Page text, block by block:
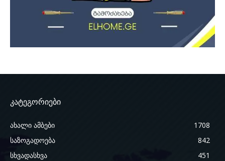
კატეგორიები
ახალი ამბები
1708
საზოგადოება
842
სხვადასხვა
451